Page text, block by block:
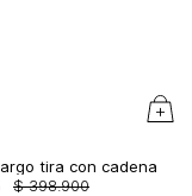
tira con cadena
$ 398.900